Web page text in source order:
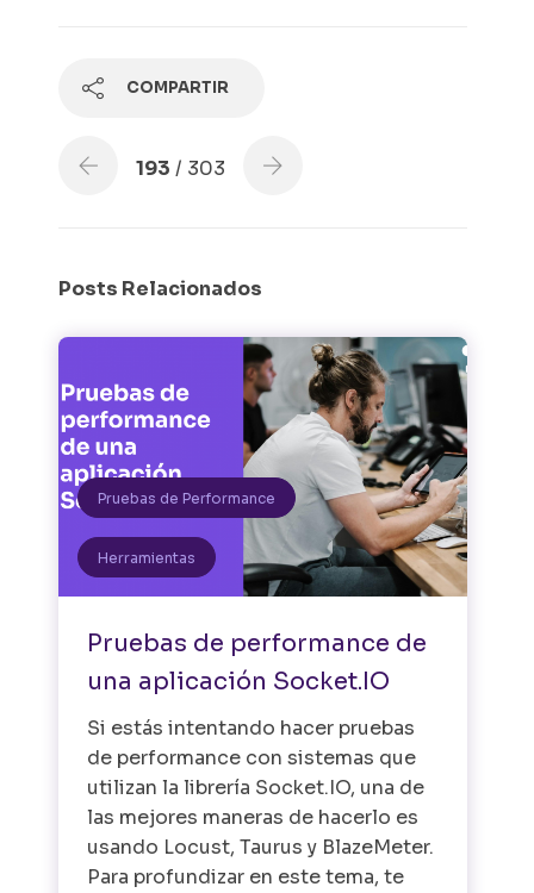
COMPARTIR
193 / 303
Posts Relacionados
Herramientas
Pruebas de Performance
Pruebas de performance de
una aplicación Socket.IO
Si estás intentando hacer pruebas
de performance con sistemas que
utilizan la librería Socket.IO, una de
las mejores maneras de hacerlo es
usando Locust, Taurus y BlazeMeter.
Para profundizar en este tema, te